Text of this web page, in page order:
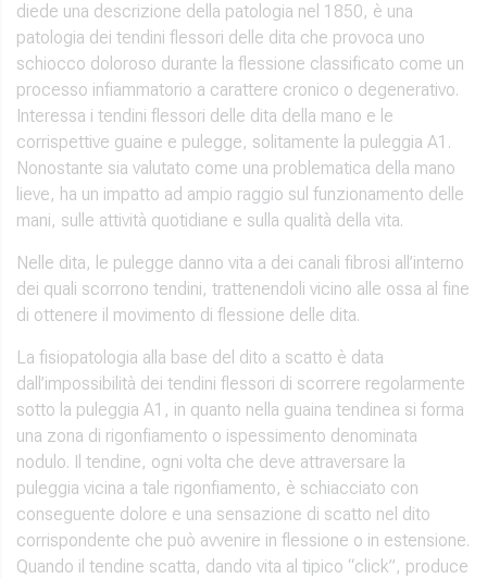
diede una descrizione della patologia nel 1850, è una
patologia dei tendini flessori delle dita che provoca uno
schiocco doloroso durante la flessione classificato come un
processo infiammatorio a carattere cronico o degenerativo.
Interessa i tendini flessori delle dita della mano e le
corrispettive guaine e pulegge, solitamente la puleggia A1.
Nonostante sia valutato come una problematica della mano
lieve, ha un impatto ad ampio raggio sul funzionamento delle
mani, sulle attività quotidiane e sulla qualità della vita.
Nelle dita, le pulegge danno vita a dei canali fibrosi all’interno
dei quali scorrono tendini, trattenendoli vicino alle ossa al fine
di ottenere il movimento di flessione delle dita.
La fisiopatologia alla base del dito a scatto è data
dall’impossibilità dei tendini flessori di scorrere regolarmente
sotto la puleggia A1, in quanto nella guaina tendinea si forma
una zona di rigonfiamento o ispessimento denominata
nodulo. Il tendine, ogni volta che deve attraversare la
puleggia vicina a tale rigonfiamento, è schiacciato con
conseguente dolore e una sensazione di scatto nel dito
corrispondente che può avvenire in flessione o in estensione.
Quando il tendine scatta, dando vita al tipico “click”, produce